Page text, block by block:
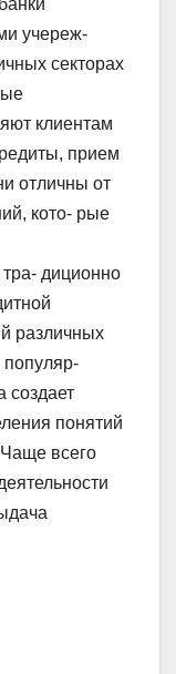
учереж-
секторах
клиентам
прием
отличны от
кото- рые
диционно
различных
создает
понятий
всего